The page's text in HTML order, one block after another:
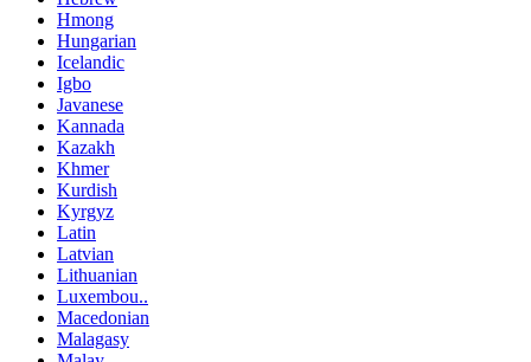
Hmong
Hungarian
Icelandic
Igbo
Javanese
Kannada
Kazakh
Khmer
Kurdish
Kyrgyz
Latin
Latvian
Lithuanian
Luxembou..
Macedonian
Malagasy